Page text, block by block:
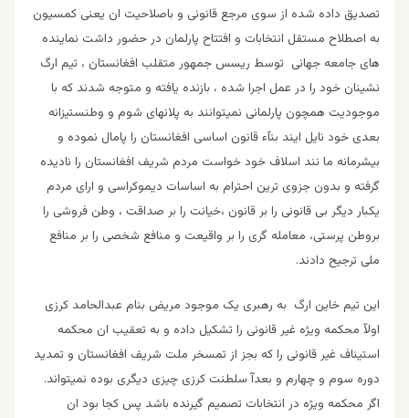
تصدیق داده شده از سوی مرجع قانونی و باصلاحیت ان یعنی کمسیون
به اصطلاح مستقل انتخابات و افتتاح پارلمان در حضور داشت نماینده
های جامعه جهانی توسط ریسس جمهور متقلب افغانستان ، تیم ارگ
نشینان خود را در عمل اجرا شده ، بازنده یافته و متوجه شدند که با
موجودیت همچون پارلمانی نمیتوانند به پلانهای شوم و وطنستیزانه
بعدی خود نایل ایند بنآء قانون اساسی افغانستان را پامال نموده و
بیشرمانه ما نند اسلاف خود خواست مردم شریف افغانستان را نادیده
گرفته و بدون جزوی ترین احترام به اساسات دیموکراسی و ارای مردم
یکبار دیگر بی قانونی را بر قانون ،خیانت را بر صداقت ، وطن فروشی را
بروطن پرستی، معامله گری را بر واقیعت و منافع شخصی را بر منافع
ملی ترجیح دادند.
این تیم خاین ارگ به رهبری یک موجود مریض بنام عبدالحامد کرزی
اولآ محکمه ویژه غیر قانونی را تشکیل داده و به تعقیب ان محکمه
استیناف غیر قانونی را که بجز از تمسخر ملت شریف افغانستان و تمدید
دوره سوم و چهارم و بعدآ سلطنت کرزی چیزی دیگری بوده نمیتواند.
اگر محکمه ویژه در انتخابات تصمیم گیرنده باشد پس کجا بود ان